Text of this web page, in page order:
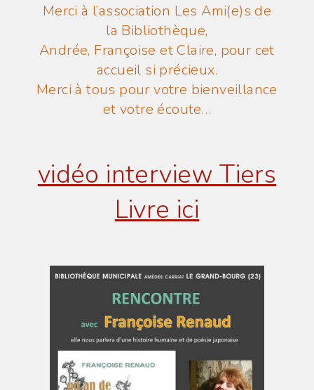
Merci à l’association Les Ami(e)s de
la Bibliothèque,
Andrée, Françoise et Claire, pour cet
accueil si précieux.
Merci à tous pour votre bienveillance
et votre écoute…
vidéo interview Tiers
Livre ici